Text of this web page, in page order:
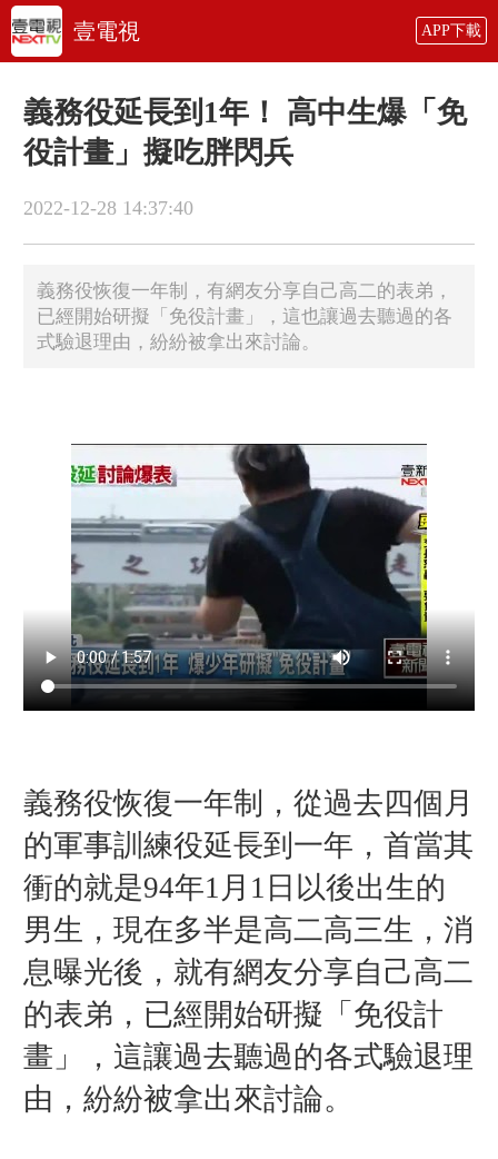
壹電視 APP下載
義務役延長到1年！ 高中生爆「免
役計畫」擬吃胖閃兵
2022-12-28 14:37:40
義務役恢復一年制，有網友分享自己高二的表弟，
已經開始研擬「免役計畫」，這也讓過去聽過的各
式驗退理由，紛紛被拿出來討論。
義務役恢復一年制，從過去四個月
的軍事訓練役延長到一年，首當其
衝的就是94年1月1日以後出生的
男生，現在多半是高二高三生，消
息曝光後，就有網友分享自己高二
的表弟，已經開始研擬「免役計
畫」，這讓過去聽過的各式驗退理
由，紛紛被拿出來討論。